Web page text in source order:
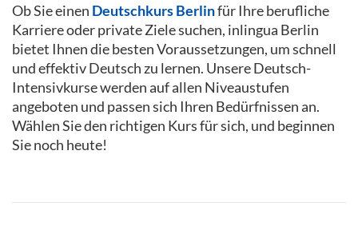
Ob Sie einen Deutschkurs Berlinfür Ihre berufliche
Karriere oder private Ziele suchen, inlingua Berlin
bietet Ihnen die besten Voraussetzungen, um schnell
und effektiv Deutsch zu lernen. Unsere Deutsch-
Intensivkurse werden auf allen Niveaustufen
angeboten und passen sich Ihren Bedürfnissen an.
Wählen Sie den richtigen Kurs für sich, und beginnen
Sie noch heute!